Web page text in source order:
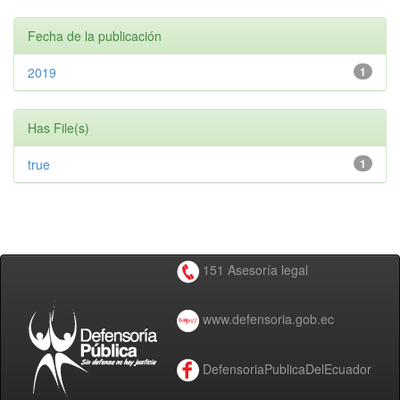
Fecha de la publicación
1
2019
Has File(s)
1
true
151 Asesoría legal
www.defensoria.gob.ec
DefensoriaPublicaDelEcuador